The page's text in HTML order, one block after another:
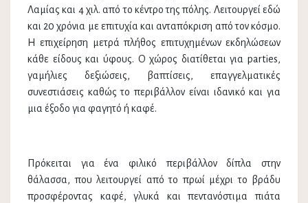
Λαμίας και 4 χιλ. από το κέντρο της πόλης. Λειτουργεί εδώ
και 20 χρόνια με επιτυχία και ανταπόκριση από τον κόσμο.
Η επιχείρηση μετρά πλήθος επιτυχημένων εκδηλώσεων
κάθε είδους και ύφους. Ο χώρος διατίθεται για parties,
γαμήλιες δεξιώσεις, βαπτίσεις, επαγγελματικές
συνεστιάσεις καθώς το περιβάλλον είναι ιδανικό και για
μια έξοδο για φαγητό ή καφέ.
Πρόκειται για ένα φιλικό περιβάλλον δίπλα στην
θάλασσα, που λειτουργεί από το πρωί μέχρι το βράδυ
προσφέροντας καφέ, γλυκά και πεντανόστιμα πιάτα